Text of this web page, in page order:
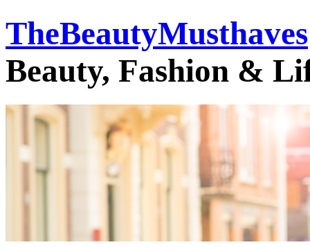
TheBeautyMusthaves
Beauty, Fashion &